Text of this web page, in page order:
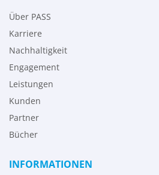
Über PASS
Karriere
Nachhaltigkeit
Engagement
Leistungen
Kunden
Partner
Bücher
INFORMATIONEN